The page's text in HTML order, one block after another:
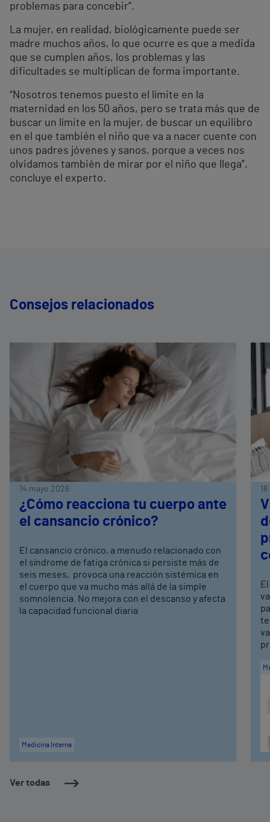
problemas para concebir”.
La mujer, en realidad, biológicamente puede ser
madre muchos años, lo que ocurre es que a medida
que se cumplen años, los problemas y las
dificultades se multiplican de forma importante.
“Nosotros tenemos puesto el límite en la
maternidad en los 50 años, pero se trata más que de
buscar un límite en la mujer, de buscar un equilibro
en el que también el niño que va a nacer cuente con
unos padres jóvenes y sanos, porque a veces nos
olvidamos también de mirar por el niño que llega”,
concluye el experto.
Consejos relacionados
Ver todas
14 mayo 2026
¿Cómo reacciona tu cuerpo ante
el cansancio crónico?
El cansancio crónico, a menudo relacionado con
el síndrome de fatiga crónica si persiste más de
seis meses, provoca una reacción sistémica en
el cuerpo que va mucho más allá de la simple
somnolencia. No mejora con el descanso y afecta
la capacidad funcional diaria
Medicina Interna